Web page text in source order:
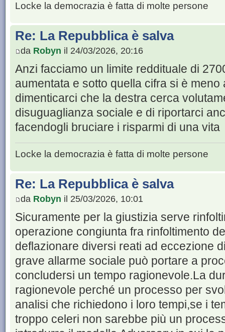
Locke la democrazia è fatta di molte persone
Re: La Repubblica è salva
da Robyn il 24/03/2026, 20:16
Anzi facciamo un limite reddituale di
aumentata e sotto quella cifra si è
dimenticarci che la destra cerca
disuguaglianza sociale e di riportarci
facendogli bruciare i risparmi di una vita
Locke la democrazia è fatta di molte persone
Re: La Repubblica è salva
da Robyn il 25/03/2026, 10:01
Sicuramente per la giustizia serve
operazione congiunta fra rinfoltimento
deflazionare diversi reati ad eccezione
grave allarme sociale può portare a
concludersi un tempo ragionevole.La
ragionevole perché un processo per
analisi che richiedono i loro tempi,se i
troppo celeri non sarebbe più un